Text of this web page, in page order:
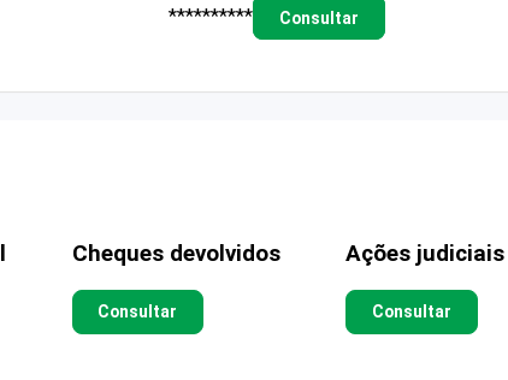
**********
Consultar
Cheques devolvidos
Consultar
Ações judiciais
Consultar